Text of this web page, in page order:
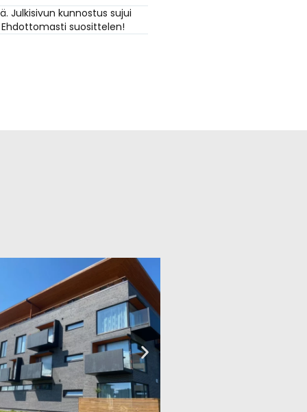
kunnostus sujui
suosittelen!